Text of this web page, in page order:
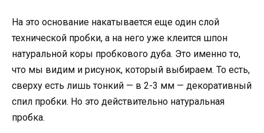
На это основание накатывается еще один слой
технической пробки, а на него уже клеится шпон
натуральной коры пробкового дуба. Это именно то,
что мы видим и рисунок, который выбираем. То есть,
сверху есть лишь тонкий — в 2-3 мм — декоративный
спил пробки. Но это действительно натуральная
пробка.